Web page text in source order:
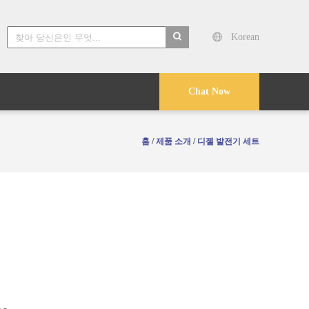
Korean
Chat Now
홈 /제품 소개 / 디젤 발전기 세트